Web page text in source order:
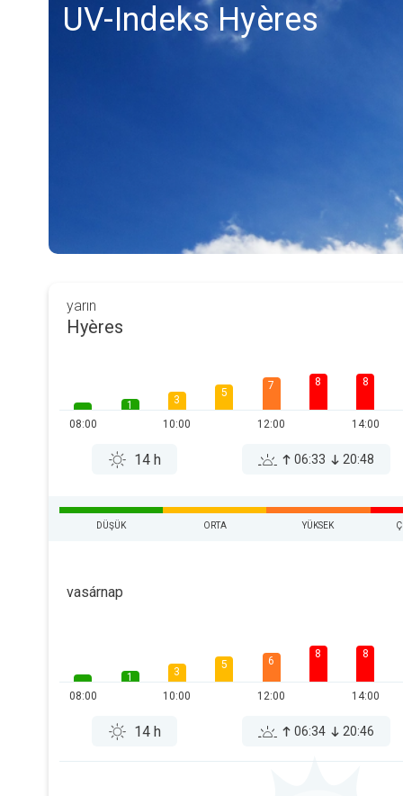
UV-Indeks Hyères
yarın
Hyères
08:00
1
3
10:00
5
7
12:00
8 8
14:00
14 h 06:33 20:48
DÜŞÜK ORTA YÜKSEK
vasárnap
08:00
1
3
10:00
5 6
12:00
8 8
14:00
14 h 06:34 20:46